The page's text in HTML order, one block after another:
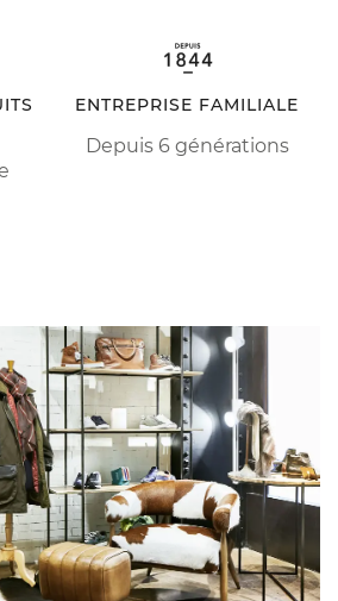
ENTREPRISE FAMILIALE
Depuis 6 générations